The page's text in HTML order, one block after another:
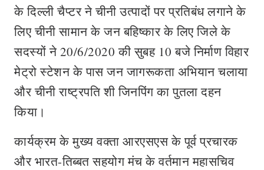
के दिल्ली चैप्टर ने चीनी उत्पादों पर प्रतिबंध लगाने के
लिए चीनी सामान के जन बहिष्कार के लिए जिले के
सदस्यों ने 20/6/2020 की सुबह 10 बजे निर्माण विहार
मेट्रो स्टेशन के पास जन जागरूकता अभियान चलाया
और चीनी राष्ट्रपति शी जिनपिंग का पुतला दहन
किया।
कार्यक्रम के मुख्य वक्ता आरएसएस के पूर्व प्रचारक
और भारत-तिब्बत सहयोग मंच के वर्तमान महासचिव